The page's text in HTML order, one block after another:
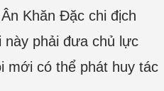
Khăn Đặc chi địch
này phải đưa chủ lực
mới có thể phát huy tác